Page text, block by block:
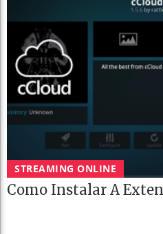
STREAMING ONLINE
Como Instalar A